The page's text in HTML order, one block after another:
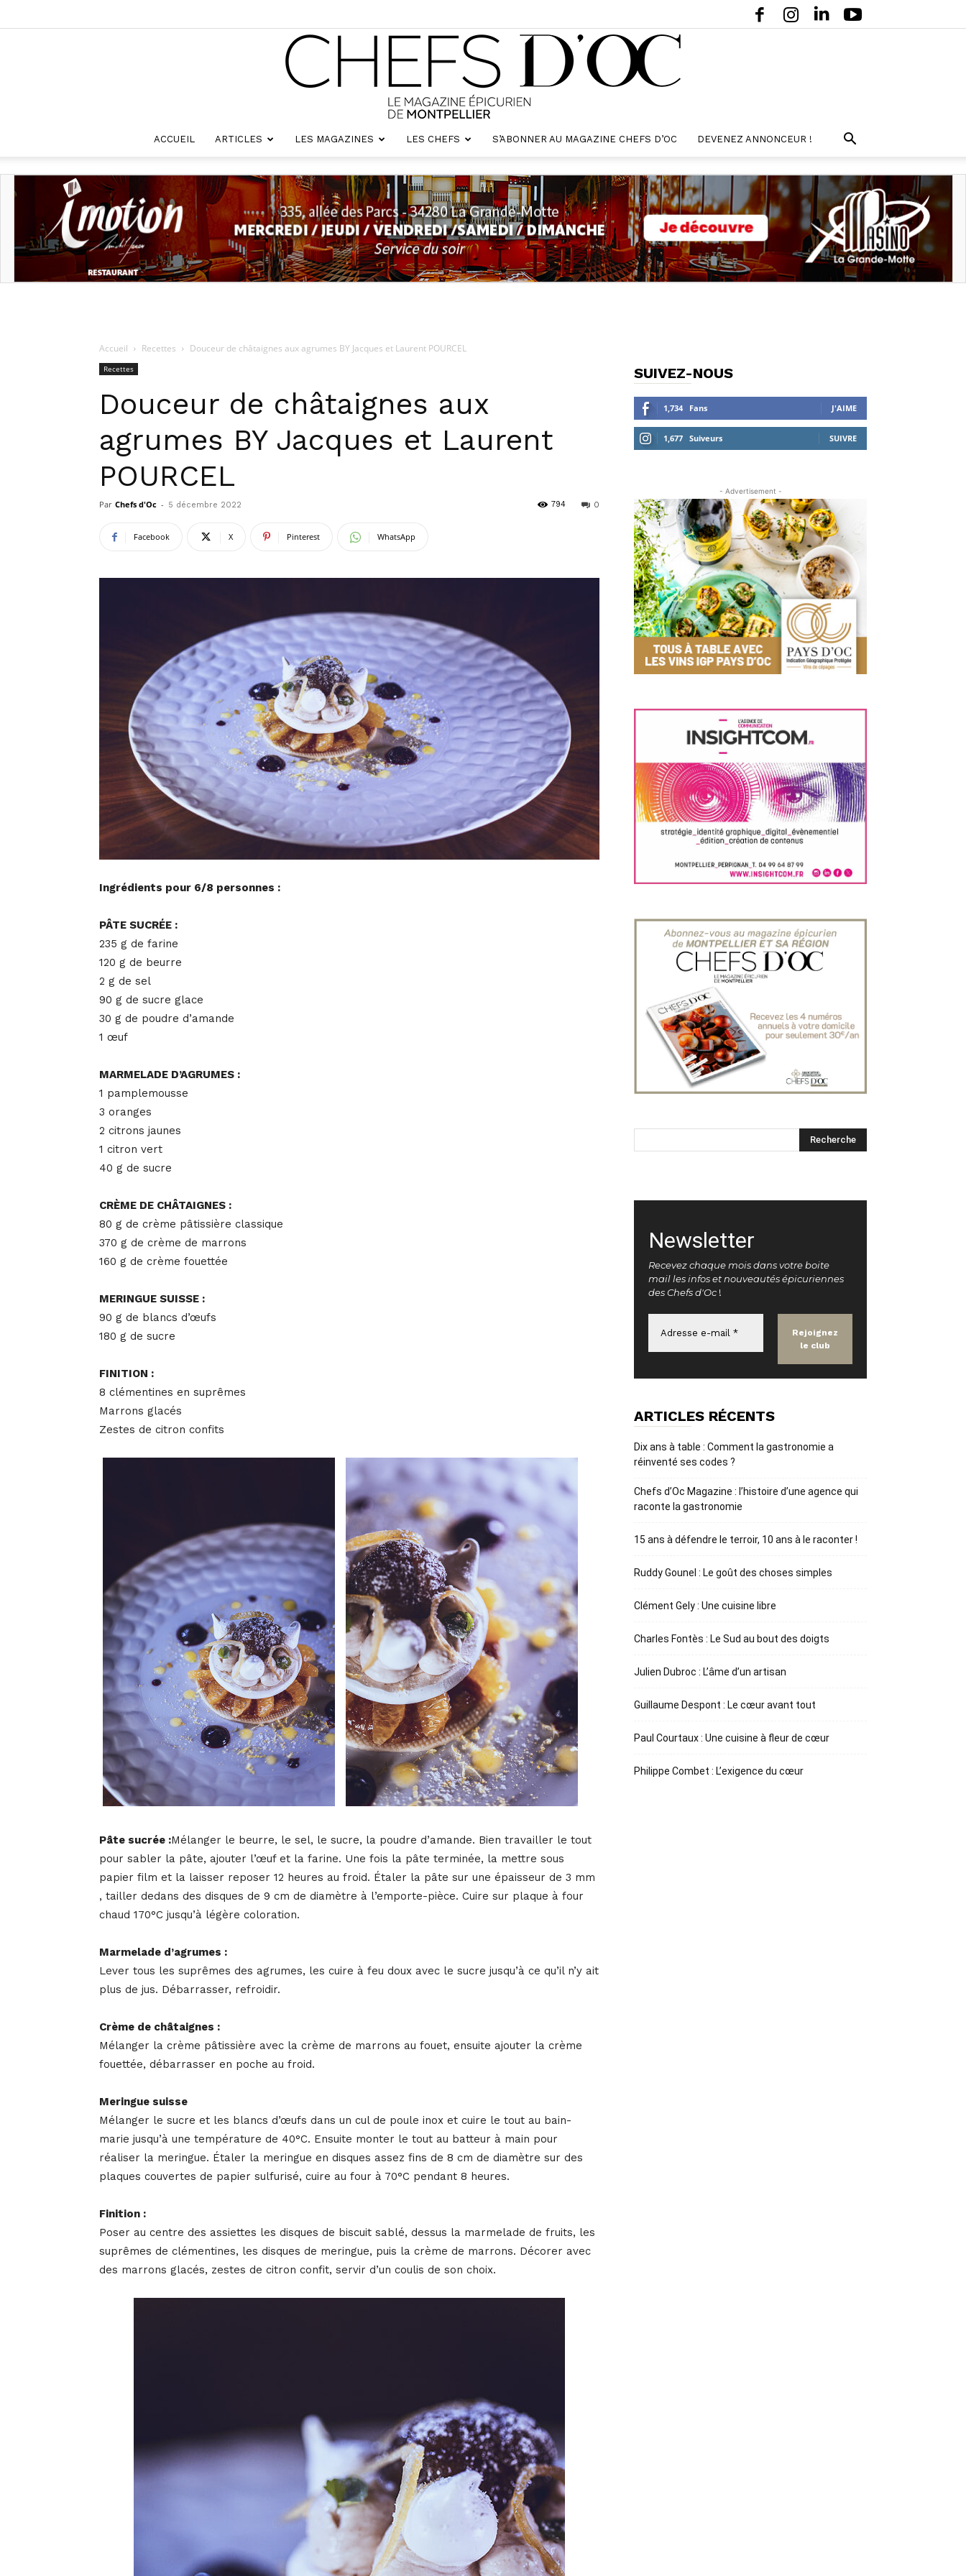
d'oc
ACCUEIL ARTICLES LES MAGAZINES LES CHEFS S’ABONNER AU MAGAZINE CHEFS D’OC DEVENEZ ANNONCEUR !
Accueil Recettes Douceur de châtaignes aux agrumes BY Jacques et Laurent POURCEL
Recettes
Douceur de châtaignes aux
agrumes BY Jacques et Laurent
POURCEL
Par Chefs d'Oc - 5 décembre 2022 0
794
Facebook X Pinterest WhatsApp
Ingrédients pour 6/8 personnes :
PÂTE SUCRÉE :
235 g de farine
120 g de beurre
2 g de sel
90 g de sucre glace
30 g de poudre d’amande
1 œuf
MARMELADE D’AGRUMES :
1 pamplemousse
3 oranges
2 citrons jaunes
1 citron vert
40 g de sucre
CRÈME DE CHÂTAIGNES :
80 g de crème pâtissière classique
370 g de crème de marrons
160 g de crème fouettée
MERINGUE SUISSE :
90 g de blancs d’œufs
180 g de sucre
FINITION :
8 clémentines en suprêmes
Marrons glacés
Zestes de citron confits
Pâte sucrée :Mélanger le beurre, le sel, le sucre, la poudre d’amande. Bien travailler le tout
pour sabler la pâte, ajouter l’œuf et la farine. Une fois la pâte terminée, la mettre sous
papier film et la laisser reposer 12 heures au froid. Étaler la pâte sur une épaisseur de 3 mm
, tailler dedans des disques de 9 cm de diamètre à l’emporte-pièce. Cuire sur plaque à four
chaud 170°C jusqu’à légère coloration.
Marmelade d’agrumes :
Lever tous les suprêmes des agrumes, les cuire à feu doux avec le sucre jusqu’à ce qu’il n’y ait
plus de jus. Débarrasser, refroidir.
Crème de châtaignes :
Mélanger la crème pâtissière avec la crème de marrons au fouet, ensuite ajouter la crème
fouettée, débarrasser en poche au froid.
Meringue suisse
Mélanger le sucre et les blancs d’œufs dans un cul de poule inox et cuire le tout au bain-
marie jusqu’à une température de 40°C. Ensuite monter le tout au batteur à main pour
réaliser la meringue. Étaler la meringue en disques assez fins de 8 cm de diamètre sur des
plaques couvertes de papier sulfurisé, cuire au four à 70°C pendant 8 heures.
Finition :
Poser au centre des assiettes les disques de biscuit sablé, dessus la marmelade de fruits, les
suprêmes de clémentines, les disques de meringue, puis la crème de marrons. Décorer avec
des marrons glacés, zestes de citron confit, servir d’un coulis de son choix.
SUIVEZ-NOUS
1,734 Fans J'AIME
1,677 Suiveurs SUIVRE
- Advertisement -
Newsletter
Recevez chaque mois dans votre boite
mail les infos et nouveautés épicuriennes
des Chefs d'Oc !
ARTICLES RÉCENTS
Dix ans à table : Comment la gastronomie a
réinventé ses codes ?
Chefs d’Oc Magazine : l’histoire d’une agence qui
raconte la gastronomie
15 ans à défendre le terroir, 10 ans à le raconter !
Ruddy Gounel : Le goût des choses simples
Clément Gely : Une cuisine libre
Charles Fontès : Le Sud au bout des doigts
Julien Dubroc : L’âme d’un artisan
Guillaume Despont : Le cœur avant tout
Paul Courtaux : Une cuisine à fleur de cœur
Philippe Combet : L’exigence du cœur